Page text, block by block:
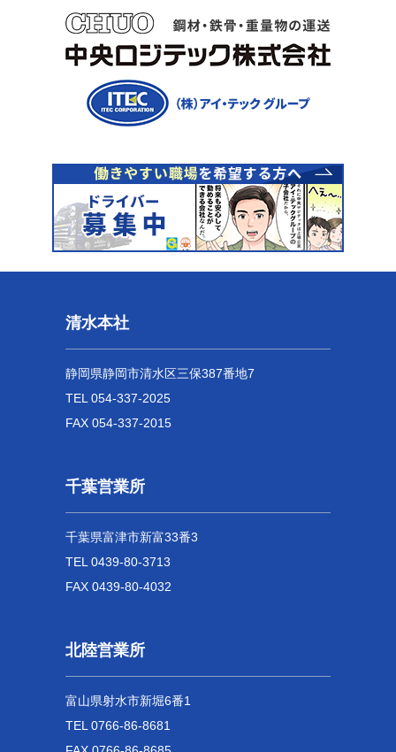
清水本社
静岡県静岡市清水区三保387番地7
TEL 054-337-2025
FAX 054-337-2015
千葉営業所
千葉県富津市新富33番3
TEL 0439-80-3713
FAX 0439-80-4032
北陸営業所
富山県射水市新堀6番1
TEL 0766-86-8681